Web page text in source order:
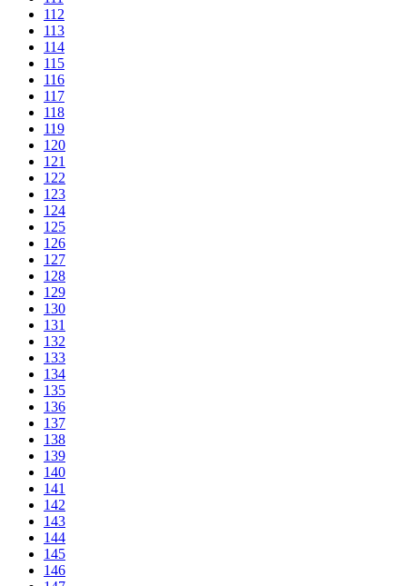
112
113
114
115
116
117
118
119
120
121
122
123
124
125
126
127
128
129
130
131
132
133
134
135
136
137
138
139
140
141
142
143
144
145
146